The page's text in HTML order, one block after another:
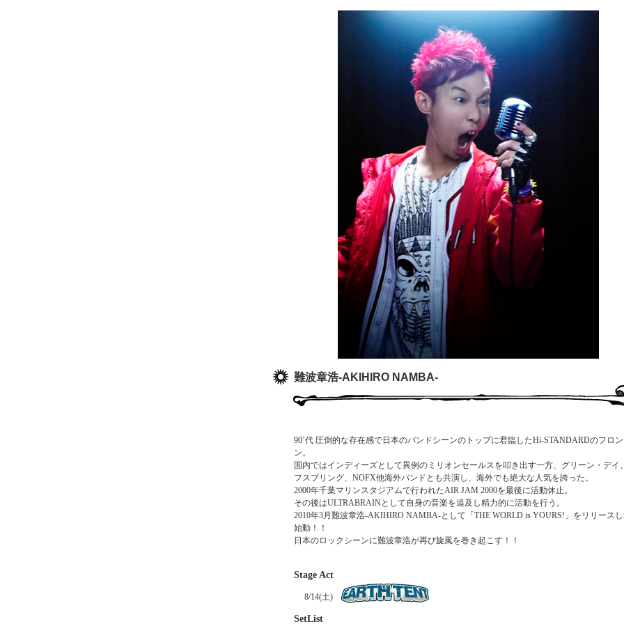
難波章浩-AKIHIRO NAMBA-
90’代 圧倒的な存在感で日本のバンドシーンのトップに君臨したHi-STANDARDのフロ
ン。
国内ではインディーズとして異例のミリオンセールスを叩き出す一方、グリーン・デイ
フスプリング、NOFX他海外バンドとも共演し、海外でも絶大な人気を誇った。
2000年千葉マリンスタジアムで行われたAIR JAM 2000を最後に活動休止。
その後はULTRABRAINとして自身の音楽を追及し精力的に活動を行う。
2010年3月難波章浩-AKIHIRO NAMBA-として「THE WORLD is YOURS!」をリリース
始動！！
日本のロックシーンに難波章浩が再び旋風を巻き起こす！！
Stage Act
8/14(土)
SetList